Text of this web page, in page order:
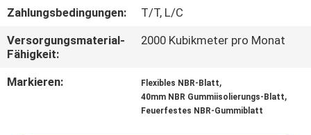
MIT
UNS
IN
VERBINDUNG
Zahlungsbedingungen:
T/T, L/C
Versorgungsmaterial-
Fähigkeit:
2000 Kubikmeter pro Monat
Markieren: Flexibles NBR-Blatt,
40mm NBR Gummiisolierungs-Blatt,
Feuerfestes NBR-Gummiblatt